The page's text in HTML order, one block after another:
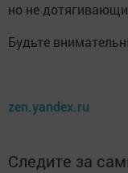
но не
Будьте
zen.yandex.ru
Следите за